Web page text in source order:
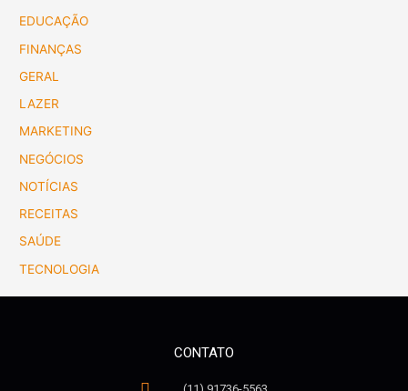
EDUCAÇÃO
FINANÇAS
GERAL
LAZER
MARKETING
NEGÓCIOS
NOTÍCIAS
RECEITAS
SAÚDE
TECNOLOGIA
CONTATO